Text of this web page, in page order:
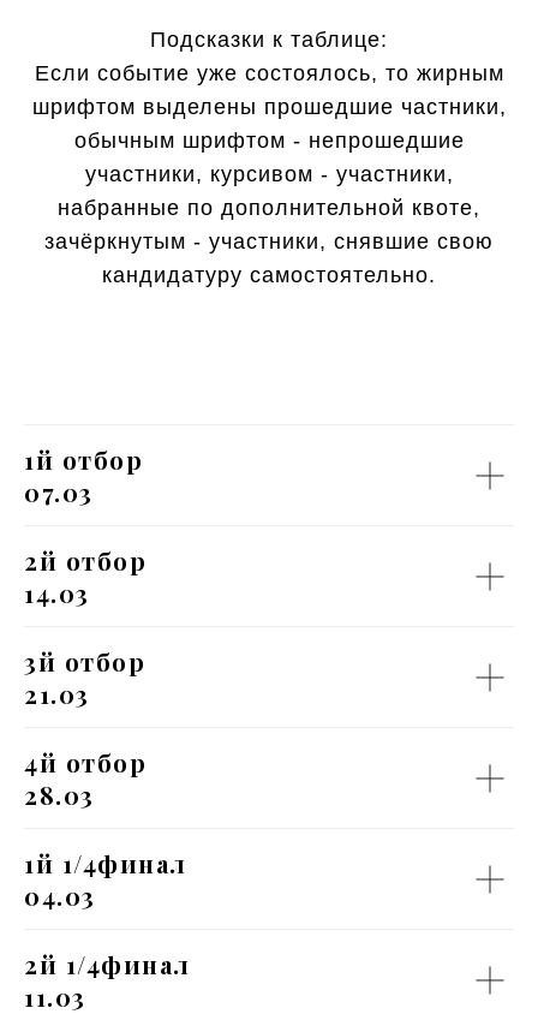
Подсказки к таблице:
Если событие уже состоялось, то жирным
шрифтом выделены прошедшие частники,
обычным шрифтом - непрошедшие
участники, курсивом - участники,
набранные по дополнительной квоте,
зачёркнутым - участники, снявшие свою
кандидатуру самостоятельно.
1й отбор
07.03
2й отбор
14.03
3й отбор
21.03
4й отбор
28.03
1й 1/4финал
04.03
2й 1/4финал
11.03